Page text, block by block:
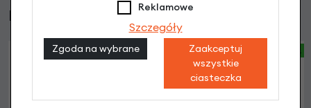
Podobne produkty
BESTSELLER
Reklamowe
Szczegóły
Zgoda na wybrane
Zaakceptuj
wszystkie
ciasteczka